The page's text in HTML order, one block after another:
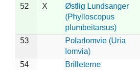
52 X
Østlig Lundsanger
(Phylloscopus
plumbeitarsus)
53
Polarlomvie (Uria
lomvia)
54
Brilleterne